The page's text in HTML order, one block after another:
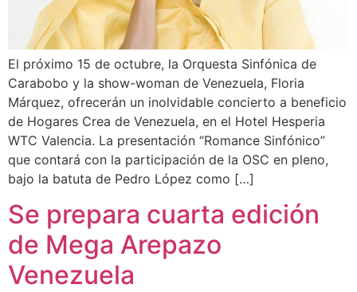
El próximo 15 de octubre, la Orquesta Sinfónica de
Carabobo y la show-woman de Venezuela, Floria
Márquez, ofrecerán un inolvidable concierto a beneficio
de Hogares Crea de Venezuela, en el Hotel Hesperia
WTC Valencia. La presentación “Romance Sinfónico”
que contará con la participación de la OSC en pleno,
bajo la batuta de Pedro López como […]
Se prepara cuarta edición
de Mega Arepazo
Venezuela